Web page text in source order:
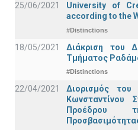
25/06/2021
University of
according to the
#Distinctions
18/05/2021
Διάκριση του
Τμήματος
#Distinctions
22/04/2021
Διορισμός
Κωνσταντίνου
Προέδρου